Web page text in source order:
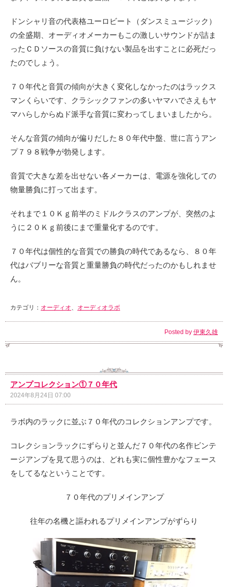
ドンシャリ音の代表格ユーロビート（ダンスミュージック）
の全盛期、オーディオメーカーもこの激しいサウンドが詰ま
ったＣＤソースの音質に負けない製品を出すことに必死だっ
たのでしょう。
７０年代と音質の傾向が大きく変化しなかったのはラックス
マンくらいです、クラシックファンの多いヤマハでさえもヤ
マハらしからぬド派手な音質に変わってしまいましたから。
そんな音質の傾向が偏りだした８０年代中盤、世に言うアン
プ７９８戦争が勃発します。
音質で大きな差を出せない各メーカーは、電源を強化しての
物量勝負に打って出ます。
それまで１０Ｋｇ前半のミドルクラスのアンプが、突然のよ
うに２０Ｋｇ前後にまで重量化するのです。
７０年代は個性的な音質での勝負の時代であるなら、８０年
代はバブリーな音質と重量勝負の時代だったのかもしれませ
ん。
カテゴリ： オーディオ、 オーディオラボ
Posted by 伊東久雄
アンプコレクション①７０年代
2024年8月24日 07:00
ラボ内のラックに並ぶ７０年代のコレクションアンプです。
コレクションラックにずらりと並んだ７０年代の名作ビンテ
ージアンプを見て思うのは、どれも実に個性豊かなフェース
をしてるなということです。
７０年代のプリメインアンプ
往年の名機と謳われるプリメインアンプがずらり